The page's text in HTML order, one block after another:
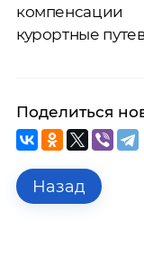
курортные
Поделиться
Назад